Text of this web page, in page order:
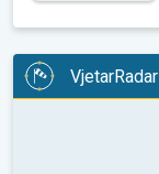
VjetarRadar